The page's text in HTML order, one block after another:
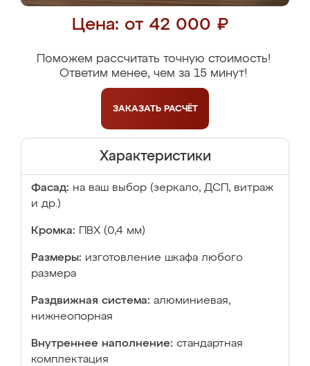
Цена: от 42 000 ₽
Поможем рассчитать точную стоимость!
Ответим менее, чем за 15 минут!
ЗАКАЗАТЬ РАСЧЁТ
Характеристики
Фасад: на ваш выбор (зеркало, ДСП, витраж
и др.)
Кромка: ПВХ (0,4 мм)
Размеры: изготовление шкафа любого
размера
Раздвижная система: алюминиевая,
нижнеопорная
Внутреннее наполнение: стандартная
комплектация